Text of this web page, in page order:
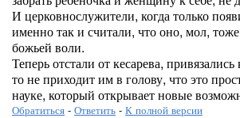
И церковнослужители, когда только
именно так и считали, что оно, мол,
божьей воли.
Теперь отстали от кесарева,
то не приходит им в голову, что это
науке, который открывает новые
Обратиться - Ответить - К полной версии